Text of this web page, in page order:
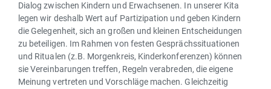
Dialog zwischen Kindern und Erwachsenen. In unserer Kita
legen wir deshalb Wert auf Partizipation und geben Kindern
die Gelegenheit, sich an großen und kleinen Entscheidungen
zu beteiligen. Im Rahmen von festen Gesprächssituationen
und Ritualen (z.B. Morgenkreis, Kinderkonferenzen) können
sie Vereinbarungen treffen, Regeln verabreden, die eigene
Meinung vertreten und Vorschläge machen. Gleichzeitig